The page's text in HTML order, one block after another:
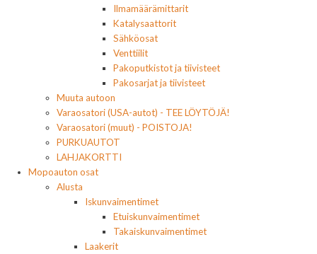
Ilmamäärämittarit
Katalysaattorit
Sähköosat
Venttiilit
Pakoputkistot ja tiivisteet
Pakosarjat ja tiivisteet
Muuta autoon
Varaosatori (USA-autot) - TEE LÖYTÖJÄ!
Varaosatori (muut) - POISTOJA!
PURKUAUTOT
LAHJAKORTTI
Mopoauton osat
Alusta
Iskunvaimentimet
Etuiskunvaimentimet
Takaiskunvaimentimet
Laakerit